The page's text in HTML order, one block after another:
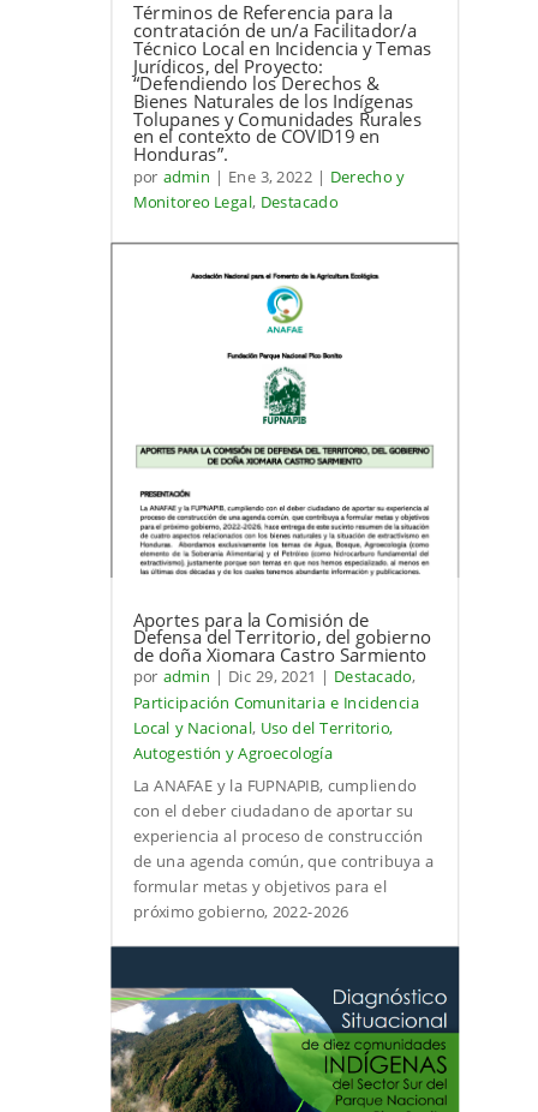
Términos de Referencia para la
contratación de un/a Facilitador/a
Técnico Local en Incidencia y Temas
Jurídicos, del Proyecto:
“Defendiendo los Derechos &
Bienes Naturales de los Indígenas
Tolupanes y Comunidades Rurales
en el contexto de COVID19 en
Honduras”.
por admin | Ene 3, 2022| Derecho y
Monitoreo Legal, Destacado
Aportes para la Comisión de
Defensa del Territorio, del gobierno
de doña Xiomara Castro Sarmiento
por admin | Dic 29, 2021 | Destacado,
Participación Comunitaria e Incidencia
Local y Nacional, Uso del Territorio,
Autogestión y Agroecología
La ANAFAE y la FUPNAPIB, cumpliendo
con el deber ciudadano de aportar su
experiencia al proceso de construcción
de una agenda común, que contribuya a
formular metas y objetivos para el
próximo gobierno, 2022-2026